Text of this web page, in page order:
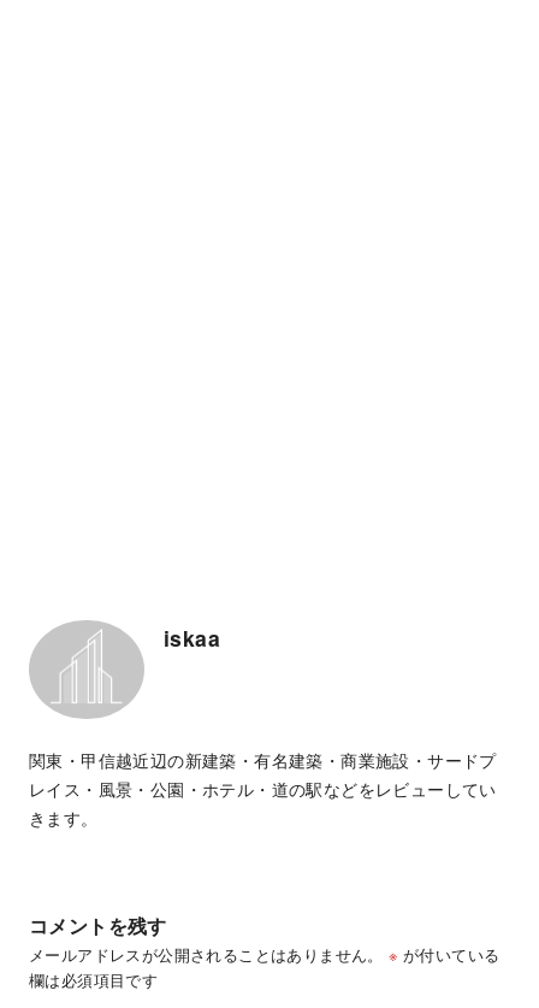
iskaa
関東・甲信越近辺の新建築・有名建築・商業施設・サードプ
レイス・風景・公園・ホテル・道の駅などをレビューしてい
きます。
コメントを残す
メールアドレスが公開されることはありません。 ※ が付いている
欄は必須項目です